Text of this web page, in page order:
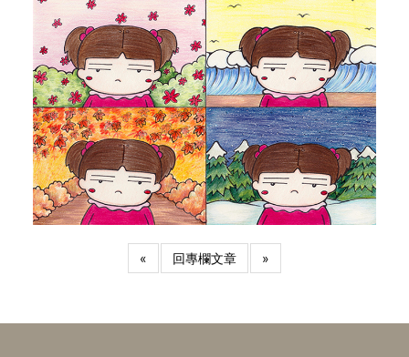
« 回專欄文章 »